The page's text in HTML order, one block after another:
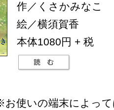
作／くさかみなこ
絵／横須賀香
本体1080円 + 税
お使いの端末によっ